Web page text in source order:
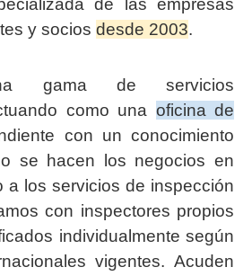
de las empresas
y socios desde 2003.
gama de servicios
como una oficina de
con un conocimiento
se hacen los negocios en
a los servicios de inspección
con inspectores propios
individualmente según
vigentes. Acuden